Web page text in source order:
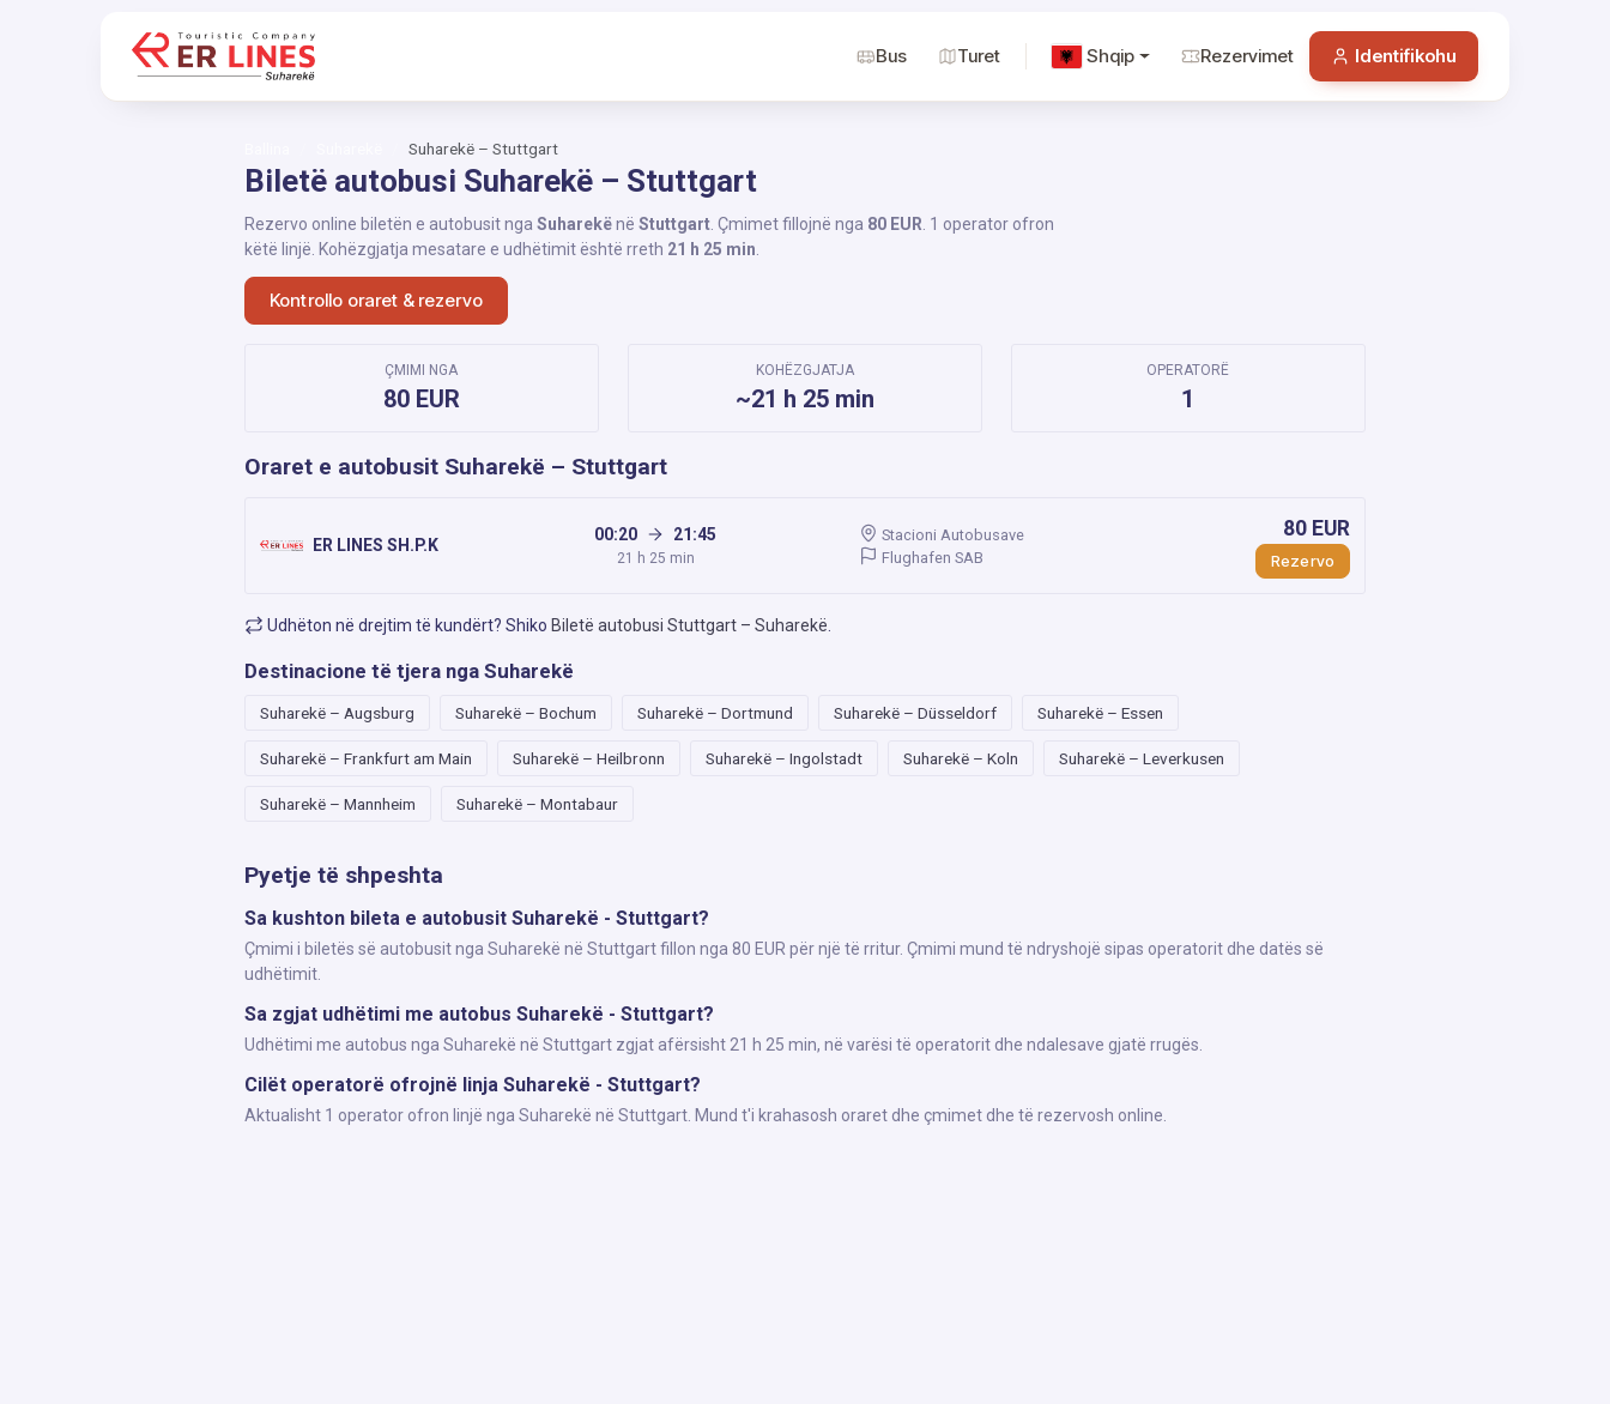
Bus Turet Shqip Rezervimet Identifikohu
Suharekë – Stuttgart
Biletë autobusi Suharekë – Stuttgart
Rezervo online biletën e autobusit nga Suharekënë Stuttgart . Çmimet fillojnë nga 80 EUR . 1 operator ofron
këtë linjë. Kohëzgjatja mesatare e udhëtimit është rreth 21 h 25 min
Kontrollo oraret & rezervo
ÇMIMI NGA
80 EUR
KOHËZGJATJA
~21 h 25 min
OPERATORË
1
Oraret e autobusit Suharekë – Stuttgart
ER LINES SH.P.K
00:20 21:45
21 h 25 min
Stacioni Autobusave
Flughafen SAB
80 EUR
Rezervo
Udhëton në drejtim të kundërt? Shiko Biletë autobusi Stuttgart – Suharekë
Destinacione të tjera nga Suharekë
Suharekë – Augsburg Suharekë – Bochum Suharekë – Dortmund Suharekë – Düsseldorf Suharekë – Essen
Suharekë – Frankfurt am Main Suharekë – Heilbronn Suharekë – Ingolstadt Suharekë – Koln Suharekë – Leverkusen
Suharekë – Mannheim Suharekë – Montabaur
Pyetje të shpeshta
Sa kushton bileta e autobusit Suharekë - Stuttgart?
Çmimi i biletës së autobusit nga Suharekë në Stuttgart fillon nga 80 EUR për një të rritur. Çmimi mund të ndryshojë sipas operatorit dhe datës së
udhëtimit.
Sa zgjat udhëtimi me autobus Suharekë - Stuttgart?
Udhëtimi me autobus nga Suharekë në Stuttgart zgjat afërsisht 21 h 25 min, në varësi të operatorit dhe ndalesave gjatë rrugës.
Cilët operatorë ofrojnë linja Suharekë - Stuttgart?
Aktualisht 1 operator ofron linjë nga Suharekë në Stuttgart. Mund t'i krahasosh oraret dhe çmimet dhe të rezervosh online.